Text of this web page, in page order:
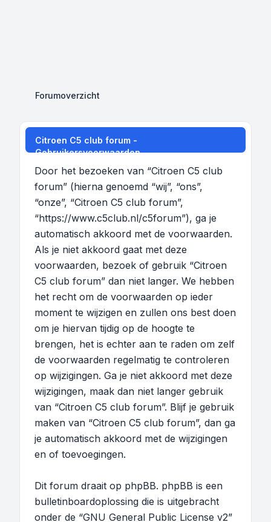
Forumoverzicht
Citroen C5 club forum -
Gebruikersvoorwaarden
Door het bezoeken van “Citroen C5 club
forum” (hierna genoemd “wij”, “ons”,
“onze”, “Citroen C5 club forum”,
“https://www.c5club.nl/c5forum”), ga je
automatisch akkoord met de voorwaarden.
Als je niet akkoord gaat met deze
voorwaarden, bezoek of gebruik “Citroen
C5 club forum” dan niet langer. We hebben
het recht om de voorwaarden op ieder
moment te wijzigen en zullen ons best doen
om je hiervan tijdig op de hoogte te
brengen, het is echter aan te raden om zelf
de voorwaarden regelmatig te controleren
op wijzigingen. Ga je niet akkoord met deze
wijzigingen, maak dan niet langer gebruik
van “Citroen C5 club forum”. Blijf je gebruik
maken van “Citroen C5 club forum”, dan ga
je automatisch akkoord met de wijzigingen
en of toevoegingen.
Dit forum draait op phpBB. phpBB is een
bulletinboardoplossing die is uitgebracht
onder de “GNU General Public License v2”